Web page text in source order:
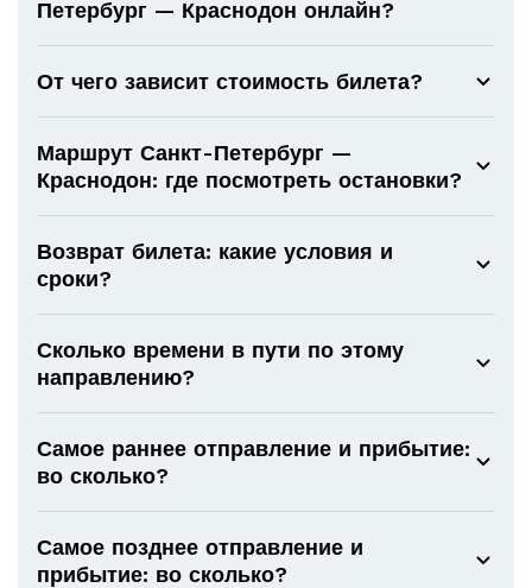
Петербург — Краснодон онлайн?
От чего зависит стоимость билета?
Маршрут Санкт-Петербург —
Краснодон: где посмотреть остановки?
Возврат билета: какие условия и
сроки?
Сколько времени в пути по этому
направлению?
Самое раннее отправление и прибытие:
во сколько?
Самое позднее отправление и
прибытие: во сколько?